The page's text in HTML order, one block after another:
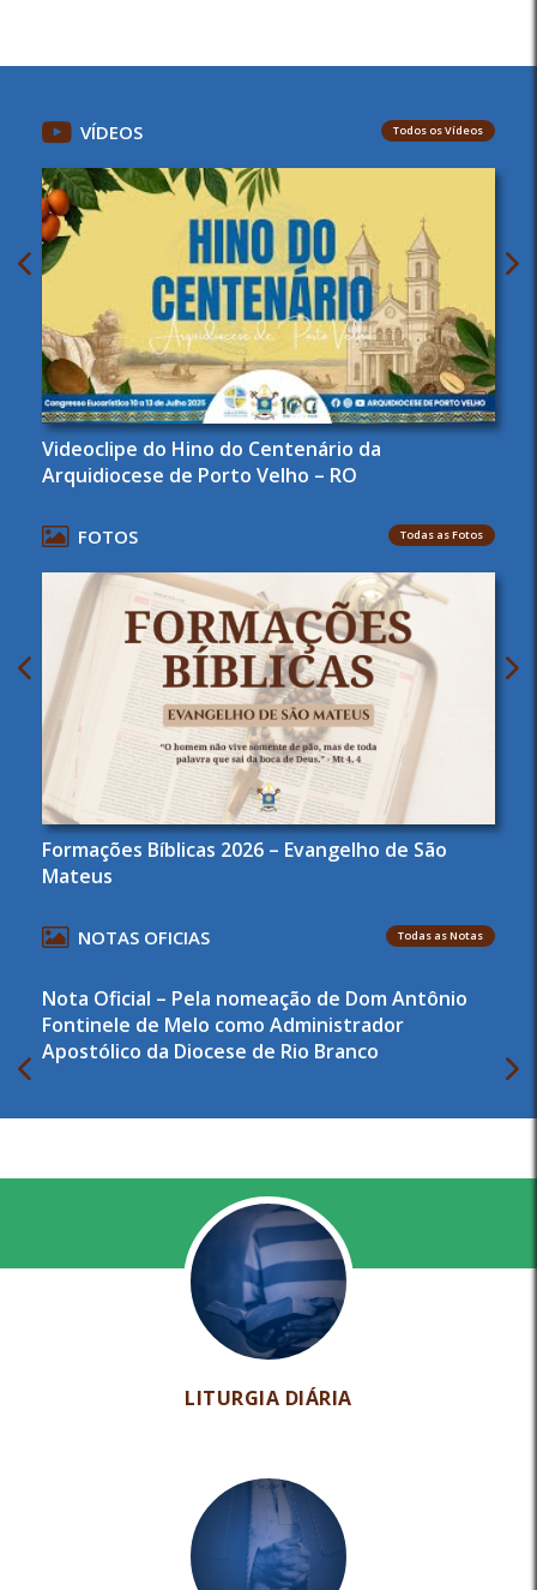
VÍDEOS Todos os Vídeos
Videoclipe do Hino do Centenário da
Arquidiocese de Porto Velho – RO
FOTOS Todas as Fotos
Formações Bíblicas 2026 – Evangelho de São
Mateus
NOTAS OFICIAS Todas as Notas
Nota Oficial – Pela nomeação de Dom Antônio
Fontinele de Melo como Administrador
Apostólico da Diocese de Rio Branco
LITURGIA DIÁRIA